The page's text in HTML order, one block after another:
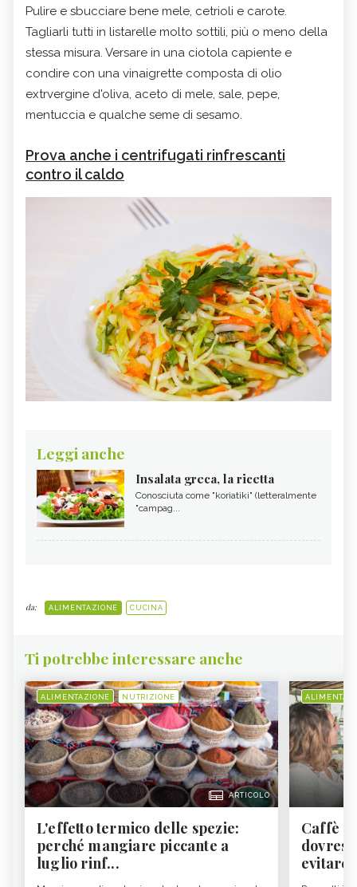
Pulire e sbucciare bene mele, cetrioli e carote.
Tagliarli tutti in listarelle molto sottili, più o meno della
stessa misura. Versare in una ciotola capiente e
condire con una vinaigrette composta di olio
extrvergine d'oliva, aceto di mele, sale, pepe,
mentuccia e qualche seme di sesamo.
Prova anche i centrifugati rinfrescanti
contro il caldo
Leggi anche
Insalata greca, la ricetta
Conosciuta come "koriatiki" (letteralmente
"campag...
da: ALIMENTAZIONE CUCINA
Ti potrebbe interessare anche
ALIMENTAZIONE NUTRIZIONE
ARTICOLO
L'effetto termico delle spezie:
perché mangiare piccante a
luglio rinf...
Caffè
evitare